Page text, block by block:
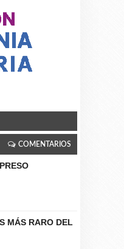
COMENTARIOS
MÁS RARO DEL